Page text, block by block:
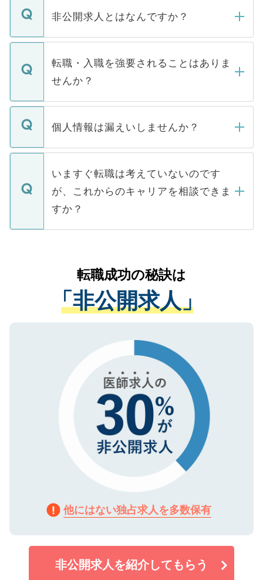
登録内容を確認し、その後メールもしくは
ます。通常、5営業日以内にはご連絡をせて
いただきますので、しばらくお待ちくださ
非公開求人とはなんですか？
マイナビDOCTORで取り扱っている求人の
うち約3割は、Webサイトからご覧いただ
けない「非公開求人」です。非公開求人は
下記の理由によって、一般には公開してい
ません。
■応募殺到を避けるため 人気のある医療機
関を公にしてしまうと、応募が殺到する場
に、医療機関が求める条件に合った人材の
みを人材紹介会社に依頼するケースが増え
ています。
転職・入職を強要されることはありま
せんか？
転職・入職を強要することは一切ありませ
ん。また、仮に応募先から内定をいただい
定を承諾する必要はありません。内定先へ
の辞退の連絡はキャリアパートナーが行い
個人情報は漏えいしませんか？
個人情報が漏えいすることはありませんの
で、ご安心ください。当サイトからの登録
などで収集したご登録者様の個人情報は、
ご本人のキャリアアップおよび転職活動の
支援を目的に使用いたします。お預かりし
ているすべての個人データはご本人の許可
は、個人情報の取り扱いについての厳密な
管理基準を満たした事業者のみに付与され
る、プライバシーマークを取得済みです。
で、機密保持に関してもご安心ください。
いますぐ転職は考えていないのです
が、これからのキャリアを相談できま
すか？
かがいして、現在の医療機関の状況や紹介
経験をまじえながら、適切なアドバイスを
させていただきます。すぐにご転職をされ
ない方には、長期的なサポートが可能です
ので、まずはご登録ください。
転職成功の秘訣は
「非公開求人」
他にはない独占求人を多数保有
非公開求人を紹介してもらう